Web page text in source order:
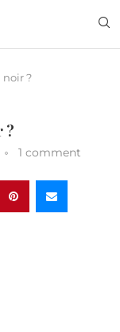
?
?
1 comment